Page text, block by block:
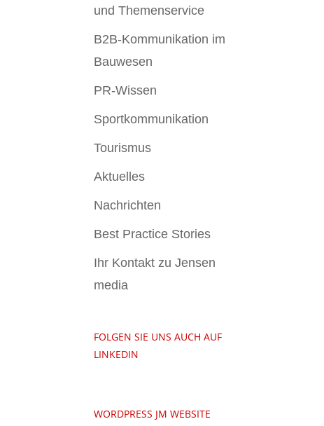
und Themenservice
B2B-Kommunikation im
Bauwesen
PR-Wissen
Sportkommunikation
Tourismus
Aktuelles
Nachrichten
Best Practice Stories
Ihr Kontakt zu Jensen
media
FOLGEN SIE UNS AUCH AUF
LINKEDIN
WORDPRESS JM WEBSITE